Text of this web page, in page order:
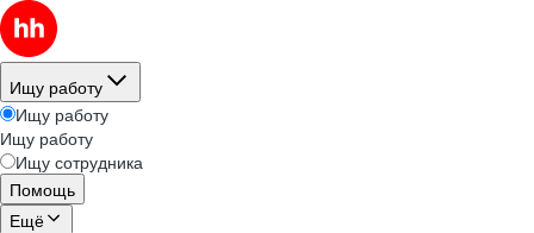
Ищу работу
Ищу работу
Ищу работу
Ищу сотрудника
Помощь
Ещё